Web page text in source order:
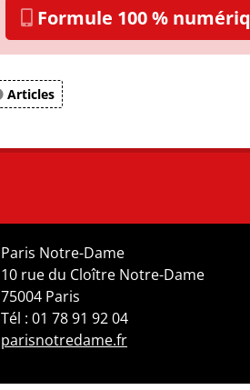
Formule 100 %
Articles
Paris Notre-Dame
10 rue du Cloître Notre-Dame
75004 Paris
Tél : 01 78 91 92 04
parisnotredame.fr